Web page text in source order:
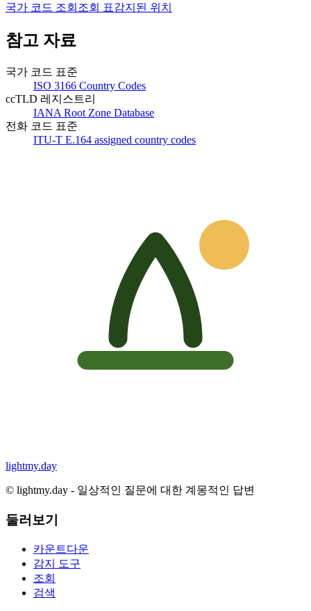
국가 코드 조회 조회 표감지된 위치
참고 자료
국가 코드 표준
ISO 3166 Country Codes
ccTLD 레지스트리
IANA Root Zone Database
전화 코드 표준
ITU-T E.164 assigned country codes
lightmy.day
© lightmy.day - 일상적인 질문에 대한 계몽적인 답변
둘러보기
카운트다운
감지 도구
조회
검색